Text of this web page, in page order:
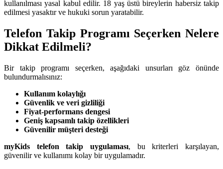
kullanılması yasal kabul edilir. 18 yaş üstü bireylerin habersiz takip
edilmesi yasaktır ve hukuki sorun yaratabilir.
Telefon Takip Programı Seçerken Nelere
Dikkat Edilmeli?
Bir takip programı seçerken, aşağıdaki unsurları göz önünde
bulundurmalısınız:
Kullanım kolaylığı
Güvenlik ve veri gizliliği
Fiyat-performans dengesi
Geniş kapsamlı takip özellikleri
Güvenilir müşteri desteği
myKids telefon takip uygulaması, bu kriterleri karşılayan,
güvenilir ve kullanımı kolay bir uygulamadır.